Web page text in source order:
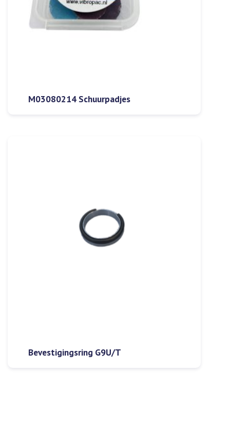
M03080214 Schuurpadjes
Bevestigingsring G9U/T